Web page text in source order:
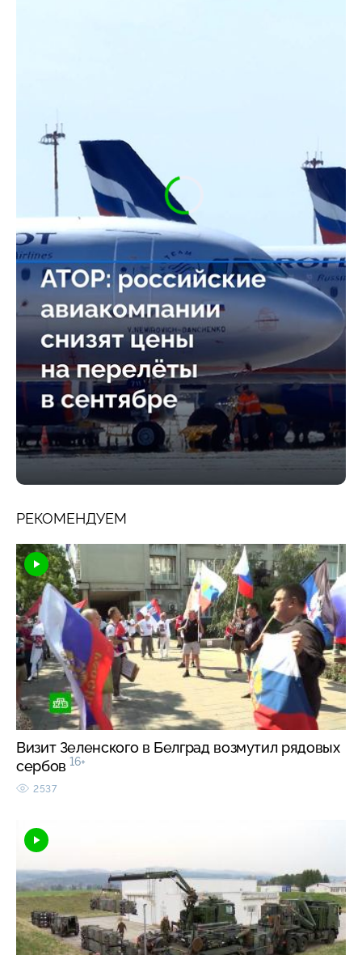
РЕКОМЕНДУЕМ
Визит Зеленского в Белград возмутил рядовых
сербов 16+
2537